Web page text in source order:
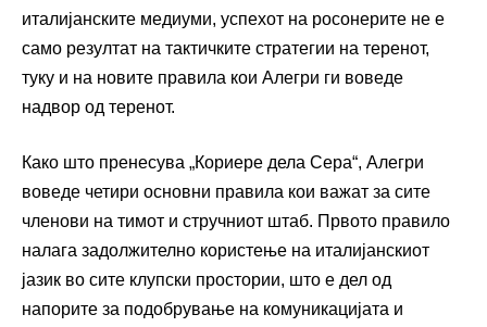
италијанските медиуми, успехот на росонерите не е
само резултат на тактичките стратегии на теренот,
туку и на новите правила кои Алегри ги воведе
надвор од теренот.
Како што пренесува „Кориере дела Сера“, Алегри
воведе четири основни правила кои важат за сите
членови на тимот и стручниот штаб. Првото правило
налага задолжително користење на италијанскиот
јазик во сите клупски простории, што е дел од
напорите за подобрување на комуникацијата и